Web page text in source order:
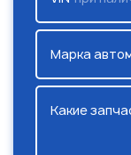
Марка
Какие